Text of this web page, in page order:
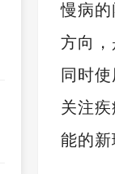
慢病
方向
同时
关注
能的